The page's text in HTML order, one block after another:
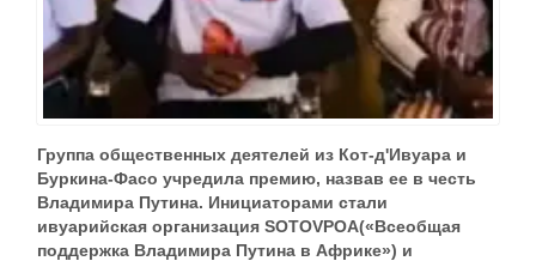
Группа общественных деятелей из Кот-д'Ивуара и
Буркина-Фасо учредила премию, назвав ее в честь
Владимира Путина. Инициаторами стали
ивуарийская организация SOTOVPOA(«Всеобщая
поддержка Владимира Путина в Африке») и